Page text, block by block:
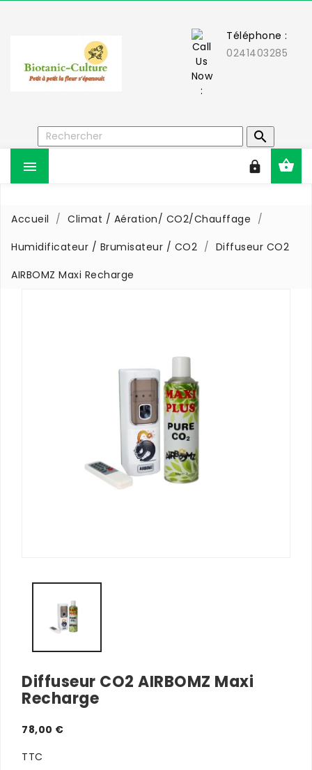
Téléphone :
0241403285



Accueil
Climat / Aération/ CO2/Chauffage
Humidificateur / Brumisateur / CO2
Diffuseur CO2
AIRBOMZ Maxi Recharge
Diffuseur CO2 AIRBOMZ Maxi
Recharge
78,00 €
TTC